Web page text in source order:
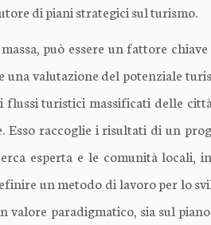
di piani strategici sul turismo.
può essere un fattore
valutazione del potenziale
turistici massificati delle
raccoglie i risultati di un
esperta e le comunità locali,
un metodo di lavoro per lo
valore paradigmatico, sia sul